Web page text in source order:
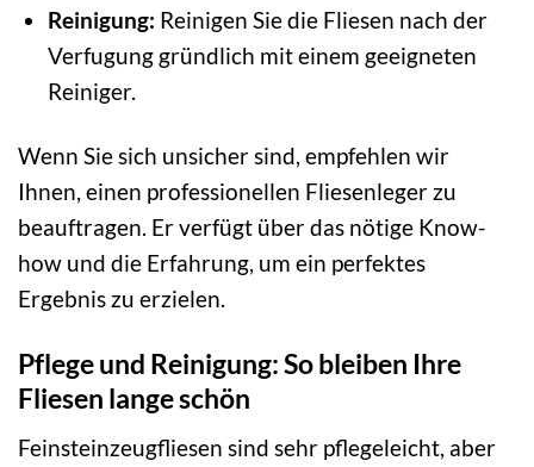
Reinigung: Reinigen Sie die Fliesen nach der
Verfugung gründlich mit einem geeigneten
Reiniger.
Wenn Sie sich unsicher sind, empfehlen wir
Ihnen, einen professionellen Fliesenleger zu
beauftragen. Er verfügt über das nötige Know-
how und die Erfahrung, um ein perfektes
Ergebnis zu erzielen.
Pflege und Reinigung: So bleiben Ihre
Fliesen lange schön
Feinsteinzeugfliesen sind sehr pflegeleicht, aber